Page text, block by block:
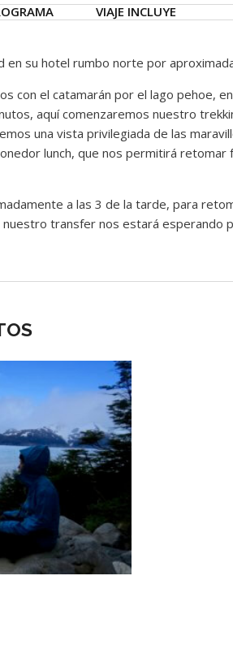
VIAJE INCLUYE
en su hotel rumbo norte por
con el catamarán por el lago pehoe,
aquí comenzaremos nuestro
una vista privilegiada de las
lunch, que nos permitirá retomar
a las 3 de la tarde, para
transfer nos estará esperando